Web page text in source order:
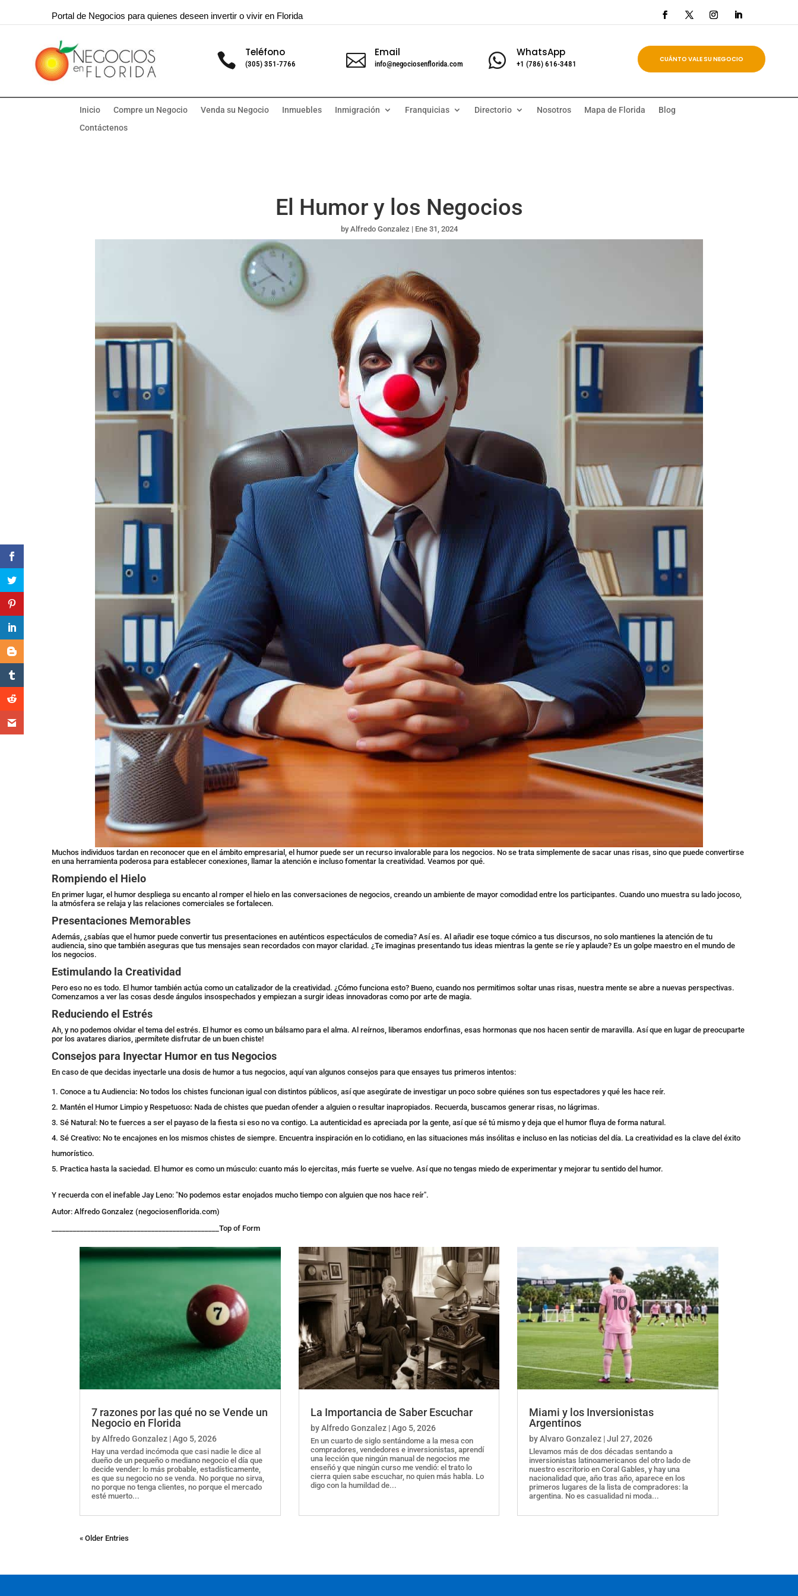
Portal de Negocios para quienes deseen invertir o vivir en Florida
 Teléfono
(305) 351-7766  Email
info@negociosenflorida.com  WhatsApp
+1 (786) 616-3481
CUÁNTO VALE SU NEGOCIO
Inicio Compre un Negocio Venda su Negocio Inmuebles Inmigración Franquicias Directorio Nosotros Mapa de Florida
Blog
Contáctenos
El Humor y los Negocios
by Alfredo Gonzalez | Ene 31, 2024
Muchos individuos tardan en reconocer que en el ámbito empresarial, el humor puede ser un recurso invalorable para los negocios. No se trata simplemente de sacar unas risas, sino que puede convertirse
en una herramienta poderosa para establecer conexiones, llamar la atención e incluso fomentar la creatividad. Veamos por qué.
Rompiendo el Hielo
En primer lugar, el humor despliega su encanto al romper el hielo en las conversaciones de negocios, creando un ambiente de mayor comodidad entre los participantes. Cuando uno muestra su lado jocoso,
la atmósfera se relaja y las relaciones comerciales se fortalecen.
Presentaciones Memorables
Además, ¿sabías que el humor puede convertir tus presentaciones en auténticos espectáculos de comedia? Así es. Al añadir ese toque cómico a tus discursos, no solo mantienes la atención de tu
audiencia, sino que también aseguras que tus mensajes sean recordados con mayor claridad. ¿Te imaginas presentando tus ideas mientras la gente se ríe y aplaude? Es un golpe maestro en el mundo de
los negocios.
Estimulando la Creatividad
Pero eso no es todo. El humor también actúa como un catalizador de la creatividad. ¿Cómo funciona esto? Bueno, cuando nos permitimos soltar unas risas, nuestra mente se abre a nuevas perspectivas.
Comenzamos a ver las cosas desde ángulos insospechados y empiezan a surgir ideas innovadoras como por arte de magia.
Reduciendo el Estrés
Ah, y no podemos olvidar el tema del estrés. El humor es como un bálsamo para el alma. Al reírnos, liberamos endorfinas, esas hormonas que nos hacen sentir de maravilla. Así que en lugar de preocuparte
por los avatares diarios, ¡permítete disfrutar de un buen chiste!
Consejos para Inyectar Humor en tus Negocios
En caso de que decidas inyectarle una dosis de humor a tus negocios, aquí van algunos consejos para que ensayes tus primeros intentos:
Conoce a tu Audiencia: No todos los chistes funcionan igual con distintos públicos, así que asegúrate de investigar un poco sobre quiénes son tus espectadores y qué les hace reír.
Mantén el Humor Limpio y Respetuoso: Nada de chistes que puedan ofender a alguien o resultar inapropiados. Recuerda, buscamos generar risas, no lágrimas.
Sé Natural: No te fuerces a ser el payaso de la fiesta si eso no va contigo. La autenticidad es apreciada por la gente, así que sé tú mismo y deja que el humor fluya de forma natural.
Sé Creativo: No te encajones en los mismos chistes de siempre. Encuentra inspiración en lo cotidiano, en las situaciones más insólitas e incluso en las noticias del día. La creatividad es la clave del éxito
humorístico.
Practica hasta la saciedad. El humor es como un músculo: cuanto más lo ejercitas, más fuerte se vuelve. Así que no tengas miedo de experimentar y mejorar tu sentido del humor.
Y recuerda con el inefable Jay Leno: "No podemos estar enojados mucho tiempo con alguien que nos hace reír".
Autor: Alfredo Gonzalez (negociosenflorida.com)
Top of Form
7 razones por las qué no se Vende un
Negocio en Florida
byAlfredo Gonzalez |Ago 5, 2026
Hay una verdad incómoda que casi nadie le dice al
dueño de un pequeño o mediano negocio el día que
decide vender: lo más probable, estadísticamente,
es que su negocio no se venda. No porque no sirva,
no porque no tenga clientes, no porque el mercado
esté muerto...
La Importancia de Saber Escuchar
byAlfredo Gonzalez|Ago 5, 2026
En un cuarto de siglo sentándome a la mesa con
compradores, vendedores e inversionistas, aprendí
una lección que ningún manual de negocios me
enseñó y que ningún curso me vendió: el trato lo
cierra quien sabe escuchar, no quien más habla. Lo
digo con la humildad de...
Miami y los Inversionistas
Argentinos
byAlvaro Gonzalez |Jul 27, 2026
Llevamos más de dos décadas sentando a
inversionistas latinoamericanos del otro lado de
nuestro escritorio en Coral Gables, y hay una
nacionalidad que, año tras año, aparece en los
primeros lugares de la lista de compradores: la
argentina. No es casualidad ni moda...
« Older Entries